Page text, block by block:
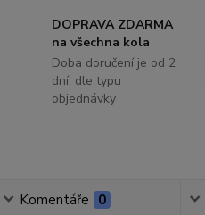
DOPRAVA ZDARMA
na všechna kola
Doba doručení je od 2
dní, dle typu
objednávky
Komentáře 0